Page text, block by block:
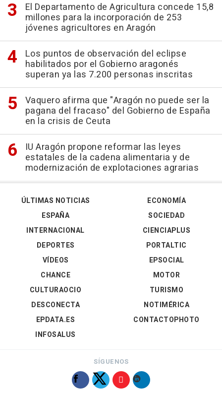
El Departamento de Agricultura concede 15,8
millones para la incorporación de 253
jóvenes agricultores en Aragón
Los puntos de observación del eclipse
habilitados por el Gobierno aragonés
superan ya las 7.200 personas inscritas
Vaquero afirma que "Aragón no puede ser la
pagana del fracaso" del Gobierno de España
en la crisis de Ceuta
IU Aragón propone reformar las leyes
estatales de la cadena alimentaria y de
modernización de explotaciones agrarias
ÚLTIMAS NOTICIAS
ESPAÑA
INTERNACIONAL
DEPORTES
VÍDEOS
ECONOMÍA
SOCIEDAD
CIENCIAPLUS
PORTALTIC
EPSOCIAL
CHANCE
CULTURAOCIO
DESCONECTA
EPDATA.ES
INFOSALUS
MOTOR
TURISMO
NOTIMÉRICA
CONTACTOPHOTO
SÍGUENOS